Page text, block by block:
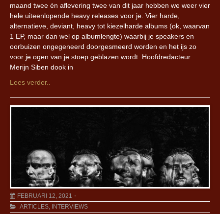
maand twee én aflevering twee van dit jaar hebben we weer vier
hele uiteenlopende heavy releases voor je. Vier harde,
alternatieve, deviant, heavy tot kiezelharde albums (ok, waarvan
1 EP, maar dan wel op albumlengte) waarbij je speakers en
oorbuizen ongegeneerd doorgesmeerd worden en het ijs zo
voor je ogen van je stoep geblazen wordt. Hoofdredacteur
Merijn Siben dook in
Lees verder..
FEBRUARI 12, 2021
ARTICLES, INTERVIEWS